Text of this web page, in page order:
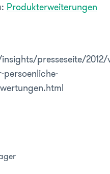
Produkterweiterungen
presseseite/2012/
persoenliche-